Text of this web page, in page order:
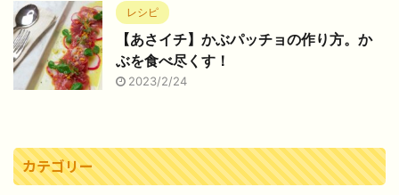
レシピ
【あさイチ】かぶパッチョの作り方。か
ぶを食べ尽くす！
2023/2/24
カテゴリー